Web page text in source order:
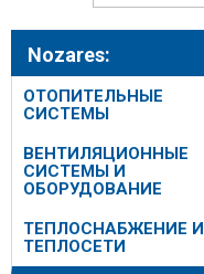
Nozares:
ОТОПИТЕЛЬНЫЕ
СИСТЕМЫ
ВЕНТИЛЯЦИОННЫЕ
СИСТЕМЫ И
ОБОРУДОВАНИЕ
ТЕПЛОСНАБЖЕНИЕ И
ТЕПЛОСЕТИ